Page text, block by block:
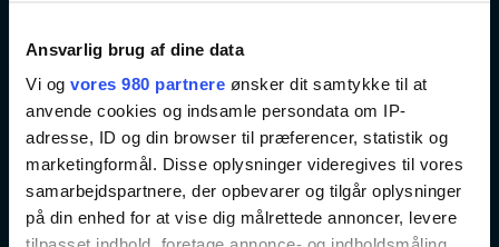
Ansvarlig brug af dine data
Vi og vores 980 partnere ønsker dit samtykke til at
anvende cookies og indsamle persondata om IP-
adresse, ID og din browser til præferencer, statistik og
marketingformål. Disse oplysninger videregives til vores
samarbejdspartnere, der opbevarer og tilgår oplysninger
på din enhed for at vise dig målrettede annoncer, levere
event website:
Kontakt os Event website